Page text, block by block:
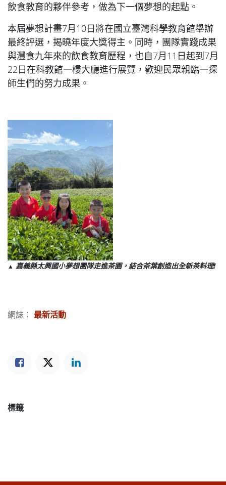
飲食教育的夥伴參考，做為下一個夢想的起點。
本屆夢想計畫7月10日將在國立臺灣科學教育館舉辦
最終評選，揭曉年度大獎得主。同時，團隊實踐成果
與灃食九年來的飲食教育歷程，也自7月11日起到7月
22日在科教館一樓大廳進行展覽，歡迎民眾親臨一探
師生們的努力成果。
▲ 嘉義縣太興國小夢想團隊走進茶園，結合茶葉創造出全新茶料理!
網誌： 最新活動
標籤